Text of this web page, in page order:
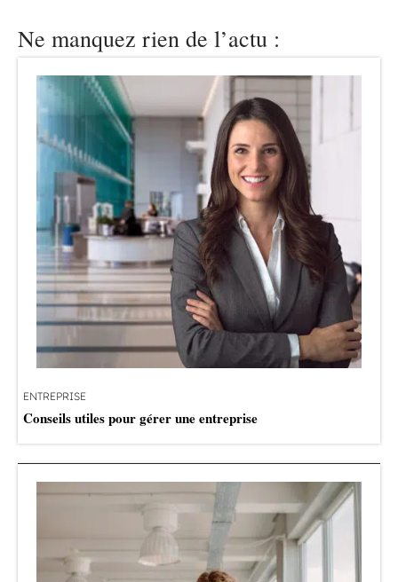
Ne manquez rien de l’actu :
ENTREPRISE
Conseils utiles pour gérer une entreprise